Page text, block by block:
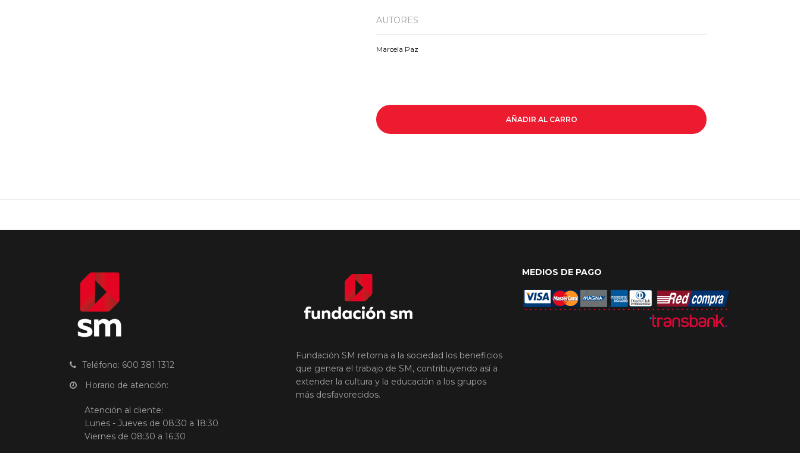
AUTORES
Marcela Paz
AÑADIR AL CARRO
Teléfono: 600 381 1312
Horario de atención:
Atención al cliente:
Lunes - Jueves de 08:30 a 18:30
Viernes de 08:30 a 16:30
Fundación SM retorna a la sociedad los beneficios
que genera el trabajo de SM, contribuyendo así a
extender la cultura y la educación a los grupos
más desfavorecidos.
MEDIOS DE PAGO